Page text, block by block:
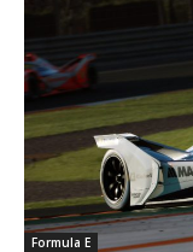
Formula E